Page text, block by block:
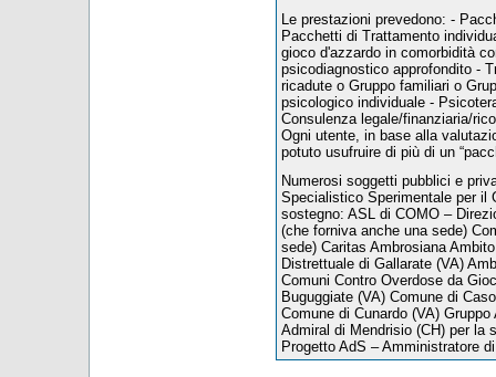
Le prestazioni prevedono: -
Pacchetti di Trattamento
gioco d'azzardo in comorbidità
psicodiagnostico approfondito -
ricadute o Gruppo familiari o
psicologico individuale -
Consulenza legale/finanziaria/
Ogni utente, in base alla
potuto usufruire di più di un
Numerosi soggetti pubblici e
Specialistico Sperimentale per il
sostegno: ASL di COMO –
(che forniva anche una sede)
sede) Caritas Ambrosiana
Distrettuale di Gallarate (VA)
Comuni Contro Overdose da
Buguggiate (VA) Comune di
Comune di Cunardo (VA)
Admiral di Mendrisio (CH) per la
Progetto AdS – Amministratore